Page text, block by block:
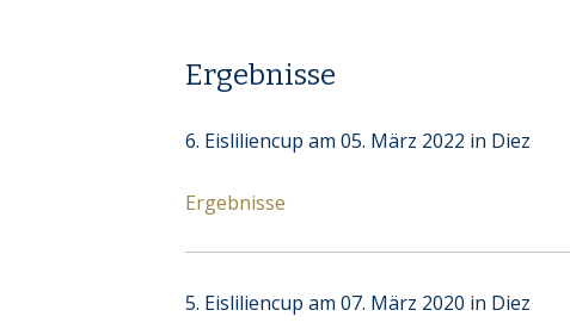
Ergebnisse
6. Eisliliencup am 05. März 2022 in Diez
Ergebnisse
5. Eisliliencup am 07. März 2020 in Diez